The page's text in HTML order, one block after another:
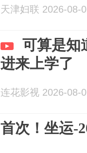
天津妇联 2026-08-
可算是知
进来上学了
连花影视 2026-08-
首次！坐运-